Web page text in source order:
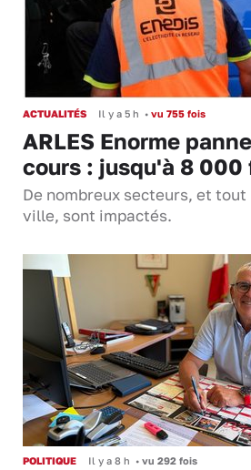
ACTUALITÉS Il y a 5 h • vu 755 fois
ARLES Enorme
cours : jusqu'à 8
De nombreux secteurs, et
ville, sont impactés.
POLITIQUE Il y a 8 h • vu 292 fois